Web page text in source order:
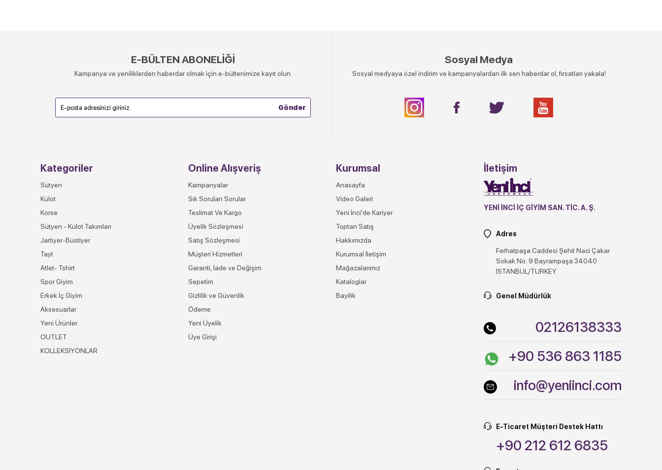
E-BÜLTEN ABONELİĞİ
Kampanya ve yeniliklerden haberdar olmak için e-bültenimize kayıt olun.
Sosyal Medya
Sosyal medyaya özel indirim ve kampanyalardan ilk sen haberdar ol, fırsatları yakala!
Kategoriler
Sütyen
Külot
Korse
Sütyen - Külot Takımları
Jartiyer-Büstiyer
Tayt
Atlet- Tshirt
Spor Giyim
Erkek İç Giyim
Aksesuarlar
Yeni Ürünler
OUTLET
KOLLEKSİYONLAR
Online Alışveriş
Kampanyalar
Sık Sorulan Sorular
Teslimat Ve Kargo
Üyelik Sözleşmesi
Satış Sözleşmesi
Müşteri Hizmetleri
Garanti, İade ve Değişim
Sepetim
Gizlilik ve Güvenlik
Ödeme
Yeni Üyelik
Üye Girişi
Kurumsal
Anasayfa
Video Galeri
Yeni İnci'de Kariyer
Toptan Satış
Hakkımızda
Kurumsal İletişim
Mağazalarımız
Kataloglar
Bayilik
İletişim
YENİ İNCİ İÇ GİYİM SAN. TİC. A. Ş.
Adres
Ferhatpaşa Caddesi Şehit Naci Çakar
Sokak No: 9 Bayrampaşa 34040
İSTANBUL/TURKEY
Genel Müdürlük
02126138333
+90 536 863 1185
info@yeniinci.com
E-Ticaret Müşteri Destek Hattı
+90 212 612 6835